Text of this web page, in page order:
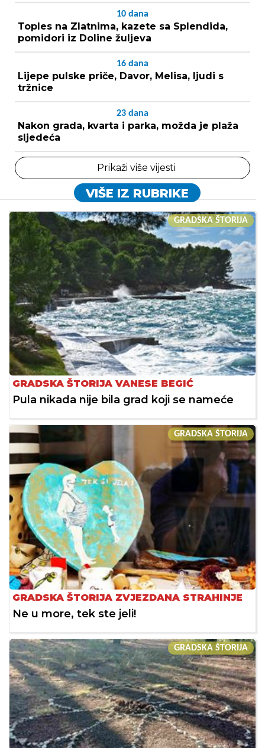
10 dana
Toples na Zlatnima, kazete sa Splendida,
pomidori iz Doline žuljeva
16 dana
Lijepe pulske priče, Davor, Melisa, ljudi s
tržnice
23 dana
Nakon grada, kvarta i parka, možda je plaža
sljedeća
Prikaži više vijesti
VIŠE IZ RUBRIKE
GRADSKA ŠTORIJA
GRADSKA ŠTORIJA VANESE BEGIĆ
Pula nikada nije bila grad koji se nameće
GRADSKA ŠTORIJA
GRADSKA ŠTORIJA ZVJEZDANA STRAHINJE
Ne u more, tek ste jeli!
GRADSKA ŠTORIJA